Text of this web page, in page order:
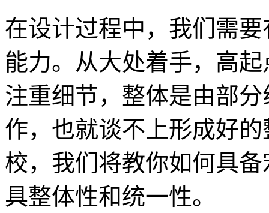
在设计过程中，我们需
能力。从大处着手，高
注重细节，整体是由部
作，也就谈不上形成好
校，我们将教你如何具
具整体性和统一性。